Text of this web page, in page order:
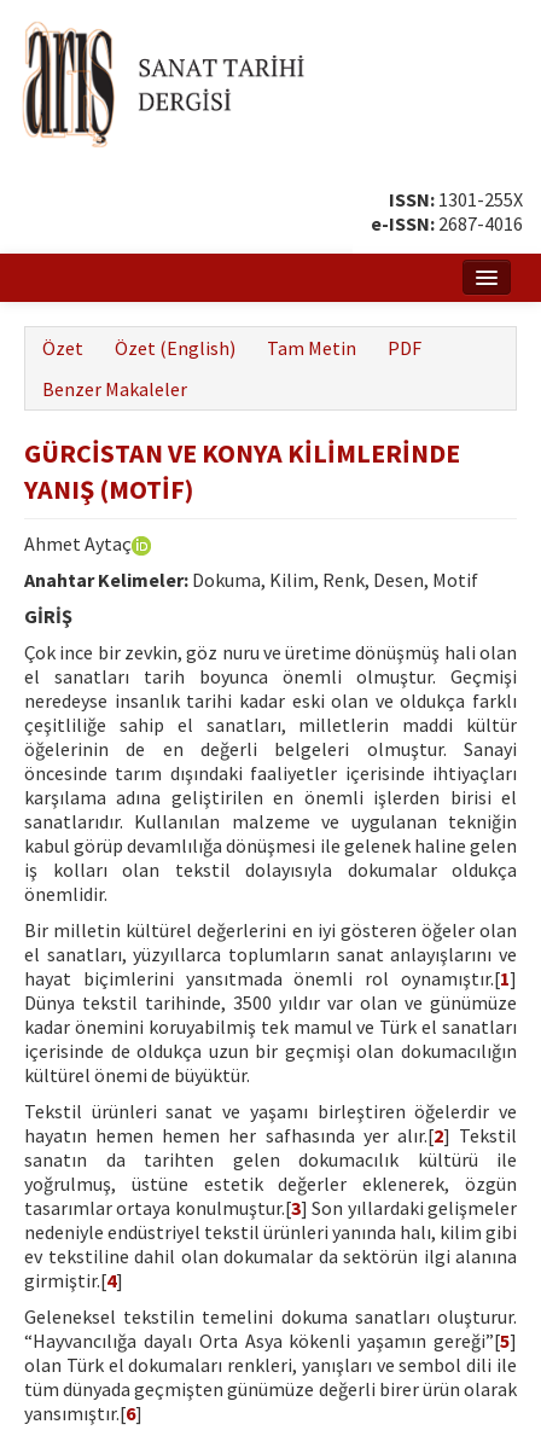
ISSN: 1301-255X
e-ISSN: 2687-4016
Amaç ve Kapsam
Yayın ve Editör Kurulu
Yazar Rehberi
Hakem Rehberi
Yayın Politikaları
İletişim
Özet Özet (English) Tam Metin
PDF
Benzer Makaleler
GÜRCİSTAN VE KONYA KİLİMLERİNDE
YANIŞ (MOTİF)
Ahmet Aytaç
Anahtar Kelimeler: Dokuma, Kilim, Renk, Desen, Motif
GİRİŞ
Çok ince bir zevkin, göz nuru ve üretime dönüşmüş hali olan
el sanatları tarih boyunca önemli olmuştur. Geçmişi
neredeyse insanlık tarihi kadar eski olan ve oldukça farklı
çeşitliliğe sahip el sanatları, milletlerin maddi kültür
öğelerinin de en değerli belgeleri olmuştur. Sanayi
öncesinde tarım dışındaki faaliyetler içerisinde ihtiyaçları
karşılama adına geliştirilen en önemli işlerden birisi el
sanatlarıdır. Kullanılan malzeme ve uygulanan tekniğin
kabul görüp devamlılığa dönüşmesi ile gelenek haline gelen
iş kolları olan tekstil dolayısıyla dokumalar oldukça
önemlidir.
Bir milletin kültürel değerlerini en iyi gösteren öğeler olan
el sanatları, yüzyıllarca toplumların sanat anlayışlarını ve
hayat biçimlerini yansıtmada önemli rol oynamıştır.[1]
Dünya tekstil tarihinde, 3500 yıldır var olan ve günümüze
kadar önemini koruyabilmiş tek mamul ve Türk el sanatları
içerisinde de oldukça uzun bir geçmişi olan dokumacılığın
kültürel önemi de büyüktür.
Tekstil ürünleri sanat ve yaşamı birleştiren öğelerdir ve
hayatın hemen hemen her safhasında yer alır.[2] Tekstil
sanatın da tarihten gelen dokumacılık kültürü ile
yoğrulmuş, üstüne estetik değerler eklenerek, özgün
tasarımlar ortaya konulmuştur.[3] Son yıllardaki gelişmeler
nedeniyle endüstriyel tekstil ürünleri yanında halı, kilim gibi
ev tekstiline dahil olan dokumalar da sektörün ilgi alanına
girmiştir.[4]
Geleneksel tekstilin temelini dokuma sanatları oluşturur.
“Hayvancılığa dayalı Orta Asya kökenli yaşamın gereği”[5]
olan Türk el dokumaları renkleri, yanışları ve sembol dili ile
tüm dünyada geçmişten günümüze değerli birer ürün olarak
yansımıştır.[6]